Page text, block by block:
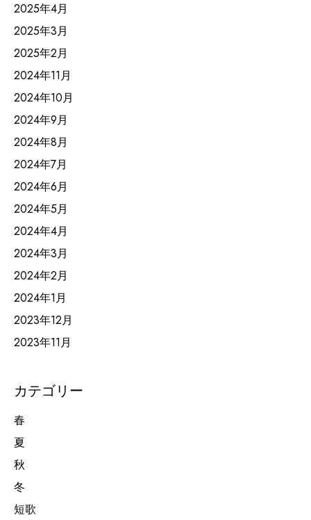
2025年4月
2025年3月
2025年2月
2024年11月
2024年10月
2024年9月
2024年8月
2024年7月
2024年6月
2024年5月
2024年4月
2024年3月
2024年2月
2024年1月
2023年12月
2023年11月
カテゴリー
春
夏
秋
冬
短歌